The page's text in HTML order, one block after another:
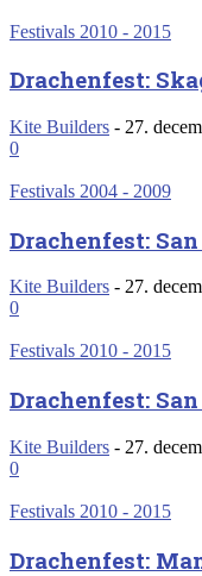
Festivals 2010 - 2015
Drachenfest:
Kite Builders - 27.
0
Festivals 2004 - 2009
Drachenfest:
Kite Builders - 27.
0
Festivals 2010 - 2015
Drachenfest:
Kite Builders - 27.
0
Festivals 2010 - 2015
Drachenfest: